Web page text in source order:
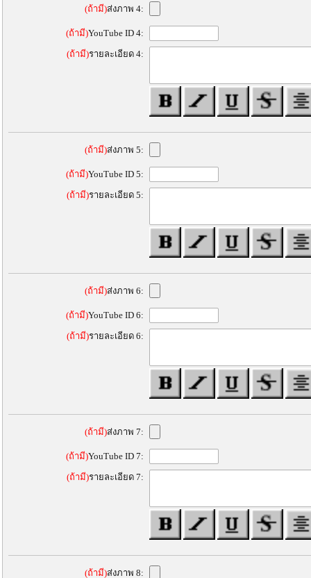
(ถ้ามี)ส่งภาพ 4:
(ถ้ามี)YouTube ID 4:
(ถ้ามี)รายละเอียด 4:
(ถ้ามี)ส่งภาพ 5:
(ถ้ามี)YouTube ID 5:
(ถ้ามี)รายละเอียด 5:
(ถ้ามี)ส่งภาพ 6:
(ถ้ามี)YouTube ID 6:
(ถ้ามี)รายละเอียด 6:
(ถ้ามี)ส่งภาพ 7:
(ถ้ามี)YouTube ID 7:
(ถ้ามี)รายละเอียด 7:
(ถ้ามี)ส่งภาพ 8: